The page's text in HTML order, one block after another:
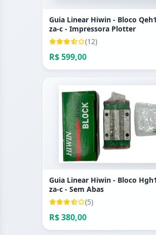
Guia Linear Hiwin - Bloco
za-c - Impressora Plotter
(12)
R$ 599,00
Guia Linear Hiwin - Bloco
za-c - Sem Abas
(5)
R$ 380,00